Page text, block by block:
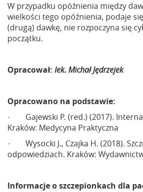
W przypadku opóźnienia między
wielkości tego opóźnienia, podaje
(drugą) dawkę, nie rozpoczyna się
początku.
Opracował: lek. Michał Jędrzejek
Opracowano na podstawie:
· Gajewski P. (red.) (2017). Interna
Kraków: Medycyna Praktyczna
· Wysocki J., Czajka H. (2018).
odpowiedziach. Kraków:
Informacje o szczepionkach dla